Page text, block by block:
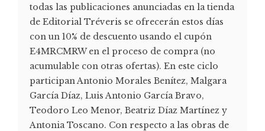
todas las publicaciones anunciadas en la tienda
de Editorial Tréveris se ofrecerán estos días
con un 10% de descuento usando el cupón
E4MRCMRW en el proceso de compra (no
acumulable con otras ofertas). En este ciclo
participan Antonio Morales Benítez, Malgara
García Díaz, Luis Antonio García Bravo,
Teodoro Leo Menor, Beatriz Díaz Martínez y
Antonia Toscano. Con respecto a las obras de